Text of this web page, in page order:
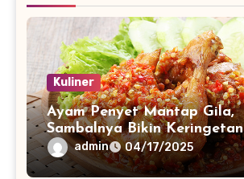
Kuliner
Ayam Penyet Mantap Gila,
Sambalnya Bikin Keringetan
admin 04/17/2025